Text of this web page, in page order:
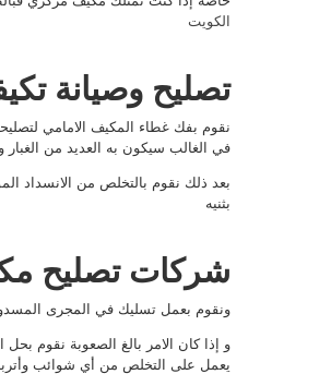
الكويت
تصليح وصيانة
نقوم بفك غطاء المكيف الامامي
في الغالب سيكون به العديد من الغبار
بعد ذلك نقوم بالتخلص من الانسداد
بثنيه
شركات تصليح
ونقوم بعمل تسليك في المجرى
و إذا كان الامر بالغ الصعوبة نقوم
يعمل على التخلص من أي شوائب